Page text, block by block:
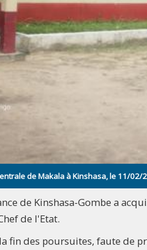
de Makala à Kinshasa, le 11/
de Kinshasa-Gombe a
de l'Etat.
fin des poursuites, faute de